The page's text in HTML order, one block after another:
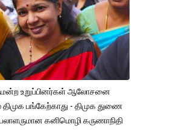
உறுப்பினர்கள் ஆலோசனை
திமுக பங்கேற்காது - திமுக துணை
கனிமொழி கருணாநிதி